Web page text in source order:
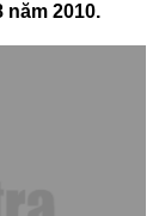
năm 2010.